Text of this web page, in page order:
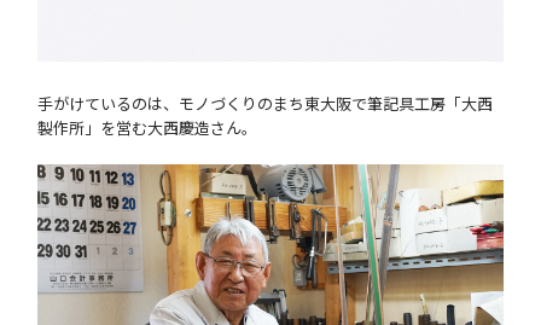
手がけているのは、モノづくりのまち東大阪で筆記具工房「大西
製作所」を営む大西慶造さん。